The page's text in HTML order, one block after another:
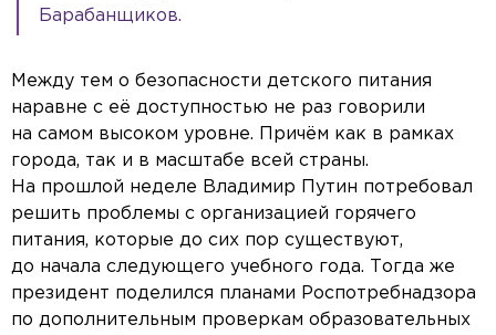
Барабанщиков.
Между тем о безопасности детского питания
наравне с её доступностью не раз говорили
на самом высоком уровне. Причём как в рамках
города, так и в масштабе всей страны.
На прошлой неделе Владимир Путин потребовал
решить проблемы с организацией горячего
питания, которые до сих пор существуют,
до начала следующего учебного года. Тогда же
президент поделился планами Роспотребнадзора
по дополнительным проверкам образовательных